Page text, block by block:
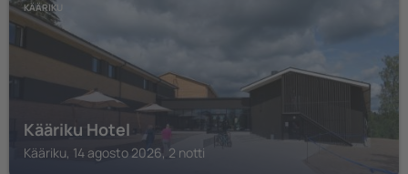
KÄÄRIKU
Kääriku Hotel
Kääriku, 14 agosto 2026, 2 notti